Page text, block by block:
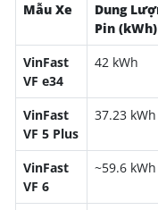
Mẫu Xe
Dung
Pin (kWh)
VinFast
VF e34
42 kWh
VinFast
VF 5 Plus
37.23 kWh
VinFast
VF 6
~59.6 kWh